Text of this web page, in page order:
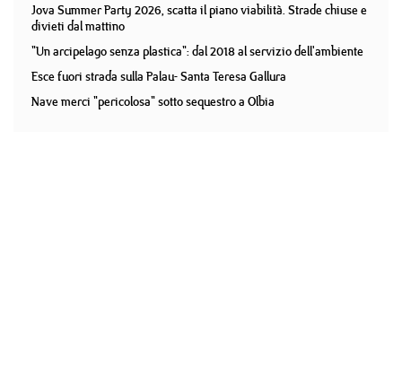
Jova Summer Party 2026, scatta il piano viabilità. Strade chiuse e
divieti dal mattino
"Un arcipelago senza plastica": dal 2018 al servizio dell'ambiente
Esce fuori strada sulla Palau- Santa Teresa Gallura
Nave merci "pericolosa" sotto sequestro a Olbia